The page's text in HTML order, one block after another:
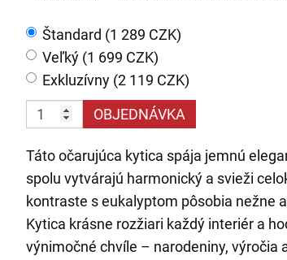
Štandard (1 289 CZK)
Veľký (1 699 CZK)
Exkluzívny (2 119 CZK)
OBJEDNÁVKA
Táto očarujúca kytica spája jemnú
spolu vytvárajú harmonický a svieži
kontraste s eukalyptom pôsobia nežne
Kytica krásne rozžiari každý interiér a
výnimočné chvíle – narodeniny, výročia